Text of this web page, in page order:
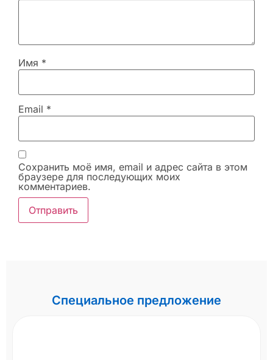
Имя *
Email *
Сохранить моё имя, email и адрес сайта в этом
браузере для последующих моих
комментариев.
Специальное предложение